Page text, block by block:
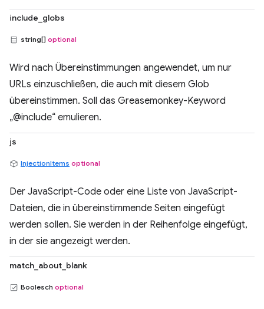
include_globs
string[] optional
Wird nach Übereinstimmungen angewendet, um nur
URLs einzuschließen, die auch mit diesem Glob
übereinstimmen. Soll das Greasemonkey-Keyword
„@include“ emulieren.
js
InjectionItems optional
Der JavaScript-Code oder eine Liste von JavaScript-
Dateien, die in übereinstimmende Seiten eingefügt
werden sollen. Sie werden in der Reihenfolge eingefügt,
in der sie angezeigt werden.
match_about_blank
Boolesch optional